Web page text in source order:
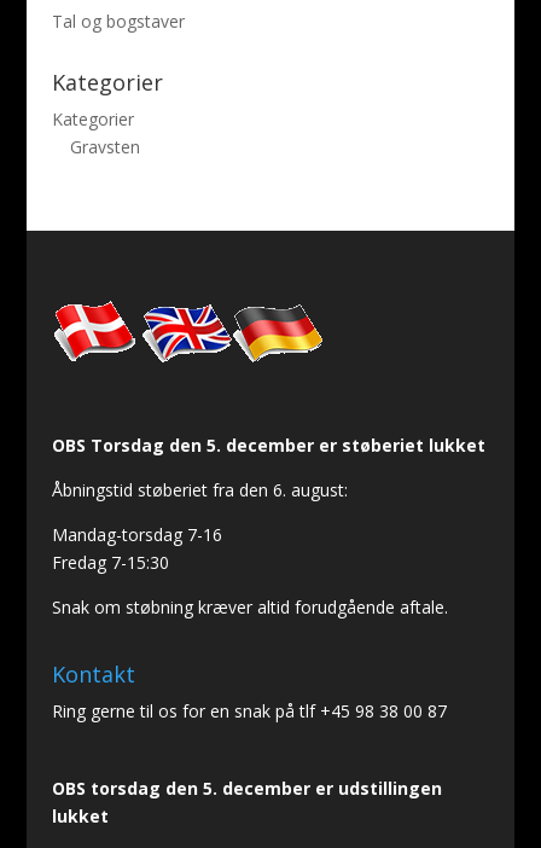
Tal og bogstaver
Kategorier
Kategorier
Gravsten
OBS Torsdag den 5. december er støberiet lukket
Åbningstid støberiet fra den 6. august:
Mandag-torsdag 7-16
Fredag 7-15:30
Snak om støbning kræver altid forudgående aftale.
Kontakt
Ring gerne til os for en snak på tlf +45 98 38 00 87
OBS torsdag den 5. december er udstillingen
lukket